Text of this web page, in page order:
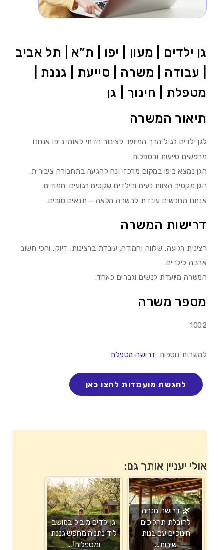
גן ילדים | מעון | יפו | ת”א | תל אביב
| עבודה | משרה | סייעת | גננת |
מטפלת | חינוך | גן
תיאור המשרה
לגן ילדים לגיל הרך המיועד לציבור הדתי לאומי ביפו אנחנו
מחפשים סייעות ומטפלות.
הגן נמצא ביפו במקום מרכזי ונח להגעה בתחבורה ציבורית.
הגן מקסים הצוות נעים והילדים שקטים רגועים וחמודים.
אנחנו מחפשים עובדת למשרה מלאה – תנאים טובים.
דרישות המשרה
רצינית רגועה, שלווה וחמודה. עובדת ברצינות, דיוק, והכי חשוב
אהבה לילדים.
המשרה מיועדת לנשים וגברים כאחד.
מספר משרה
1002
למשרות נוספות: דרושה מטפלת
אולי יעניין אותך גם:
🌿 דרושה מנחה
להובלת תהליכים
חינוכיים עם בנות
שירות…
גן ילדים מוביל במושב
ליד נתניה מחפש גננת
ומטפלות!…